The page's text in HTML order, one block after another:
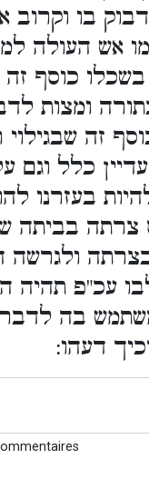
בו וקרוב
אש העולה
כוסף
ומצות
זה
כלל וגם
בעזרנו
בביתה
ולגרשה
עכ"פ תהיה
בה
דעהו: